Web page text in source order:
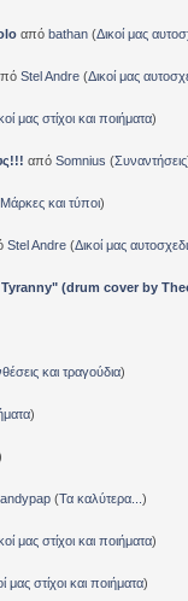
από bathan(Δικοί μας
Stel Andre(Δικοί μας
μας στίχοι και ποιήματα)
από Somnius (Συναντήσεις
και τύποι)
Stel Andre(Δικοί μας
(drum cover by
και τραγούδια)
)
andypap(Τα καλύτερα... )
μας στίχοι και ποιήματα)
μας στίχοι και ποιήματα)